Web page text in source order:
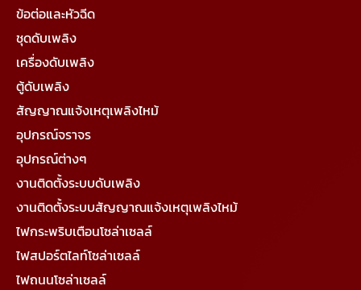
ข้อต่อและหัวฉีด
ชุดดับเพลิง
เครื่องดับเพลิง
ตู้ดับเพลิง
สัญญาณแจ้งเหตุเพลิงไหม้
อุปกรณ์จราจร
อุปกรณ์ต่างๆ
งานติดตั้งระบบดับเพลิง
งานติดตั้งระบบสัญญาณแจ้งเหตุเพลิงไหม้
ไฟกระพริบเตือนโซล่าเซลล์
ไฟสปอร์ตไลท์โซล่าเซลล์
ไฟถนนโซล่าเซลล์